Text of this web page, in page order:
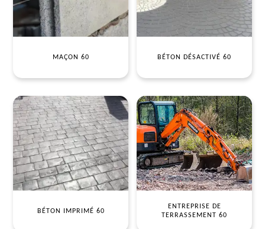
MAÇON 60 BÉTON DÉSACTIVÉ 60
BÉTON IMPRIMÉ 60
ENTREPRISE DE
TERRASSEMENT 60